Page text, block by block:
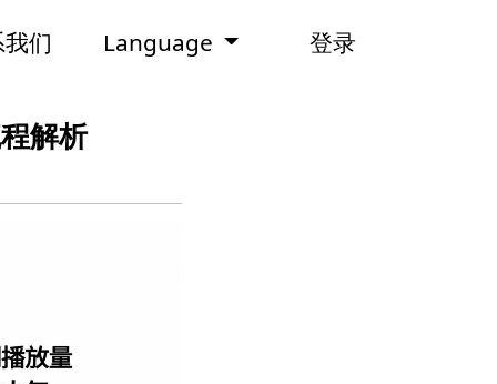
们 Language 登录
解析